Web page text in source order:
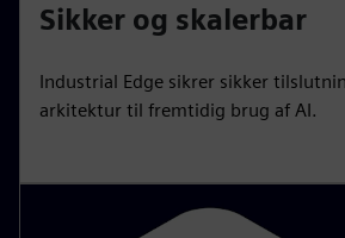
Sikker og skalerbar
Industrial Edge sikrer sikker
arkitektur til fremtidig brug af AI.